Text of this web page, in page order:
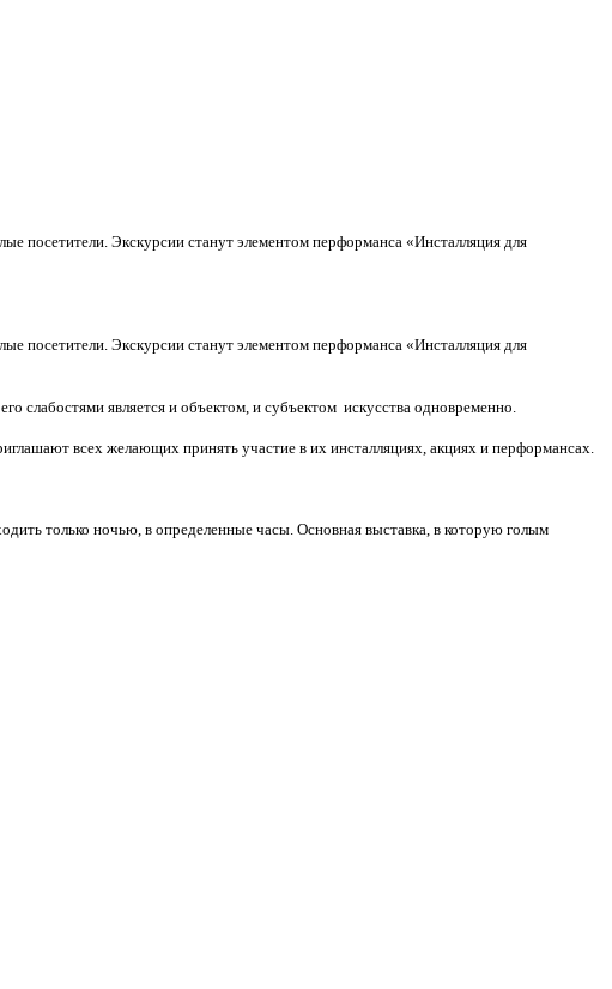
посетители. Экскурсии станут элементом перформанса «Инсталляция для
посетители. Экскурсии станут элементом перформанса «Инсталляция для
слабостями является и объектом, и субъектом искусства одновременно.
всех желающих принять участие в их инсталляциях, акциях и перформансах.
только ночью, в определенные часы. Основная выставка, в которую голым